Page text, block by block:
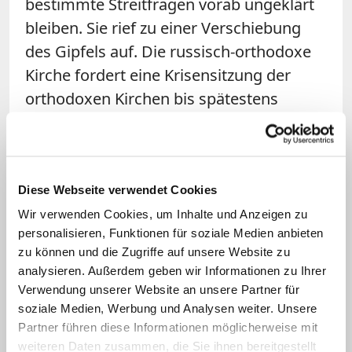
Diese Webseite verwendet Cookies
Wir verwenden Cookies, um Inhalte und Anzeigen zu
personalisieren, Funktionen für soziale Medien anbieten
zu können und die Zugriffe auf unsere Website zu
analysieren. Außerdem geben wir Informationen zu Ihrer
Verwendung unserer Website an unsere Partner für
soziale Medien, Werbung und Analysen weiter. Unsere
Partner führen diese Informationen möglicherweise mit
weiteren Daten zusammen, die Sie ihnen bereitgestellt
bleiben. Sie rief zu einer Verschiebung
des Gipfels auf. Die russisch-orthodoxe
Kirche fordert eine Krisensitzung der
orthodoxen Kirchen bis spätestens
Freitag. Zuvor hatte unter anderem
bereits die georgisch-orthodoxe Kirche
Textvorlagen ablehnen. Dazu gehöre,
dass nichtorthodoxe
Religionsgemeinschaften als Kirchen
eingestuft werden.
Im Interview des TV-Senders "Russland
24" sagte der Außenamtschef der